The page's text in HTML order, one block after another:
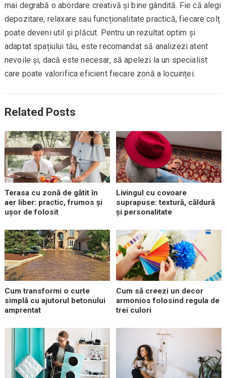
mai degrabă o abordare creativă și bine gândită. Fie că alegi
depozitare, relaxare sau funcționalitate practică, fiecare colț
poate deveni util și plăcut. Pentru un rezultat optim și
adaptat spațiului tău, este recomandat să analizezi atent
nevoile și, dacă este necesar, să apelezi la un specialist
care poate valorifica eficient fiecare zonă a locuinței.
Related Posts
Terasa cu zonă de gătit în
aer liber: practic, frumos și
ușor de folosit
Livingul cu covoare
suprapuse: textură, căldură
și personalitate
Cum transformi o curte
simplă cu ajutorul betonului
amprentat
Cum să creezi un decor
armonios folosind regula de
trei culori